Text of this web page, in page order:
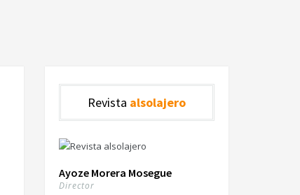
Revista alsolajero
Ayoze Morera Mosegue
Director